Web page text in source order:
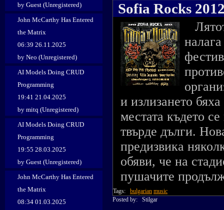
by Guest (Unregistered)
John McCarthy Has Entered
the Matrix
06:39 26.11.2025
by Neo (Unregistered)
AI Models Doing CRUD
Programming
19:41 21.04.2025
by mitq (Unregistered)
AI Models Doing CRUD
Programming
19:55 28.03.2025
by Guest (Unregistered)
John McCarthy Has Entered
the Matrix
08:34 01.03.2025
Sofia Rocks
и излизането
местата където
твърде дълги.
предизвика
обяви, че на
пушачите
Tags: bulgarian music
Posted by: Stilgar